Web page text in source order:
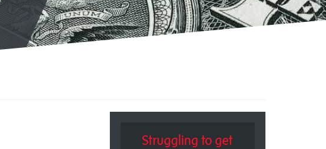
Struggling to get